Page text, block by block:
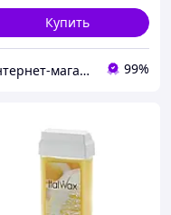
Купить
Интернет-магазин Star Beauty 99%